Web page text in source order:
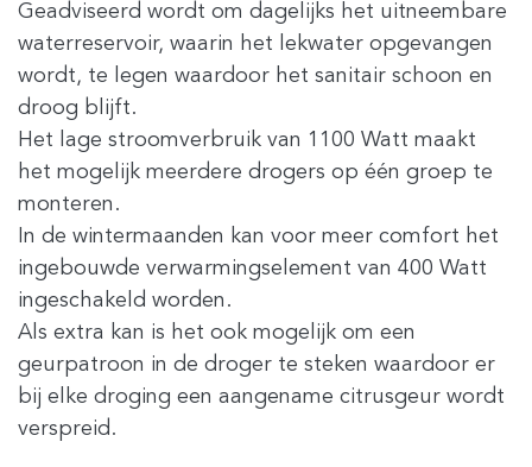
Geadviseerd wordt om dagelijks het uitneembare
waterreservoir, waarin het lekwater opgevangen
wordt, te legen waardoor het sanitair schoon en
droog blijft.
Het lage stroomverbruik van 1100 Watt maakt
het mogelijk meerdere drogers op één groep te
monteren.
In de wintermaanden kan voor meer comfort het
ingebouwde verwarmingselement van 400 Watt
ingeschakeld worden.
Als extra kan is het ook mogelijk om een
geurpatroon in de droger te steken waardoor er
bij elke droging een aangename citrusgeur wordt
verspreid.